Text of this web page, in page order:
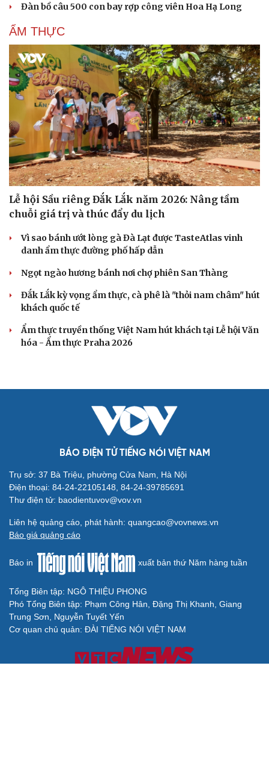
Cải chính
Đàn bồ câu 500 con bay rợp công viên Hoa Hạ Long
ẨM THỰC
Lễ hội Sầu riêng Đắk Lắk năm 2026: Nâng tầm
chuỗi giá trị và thúc đẩy du lịch
Vì sao bánh ướt lòng gà Đà Lạt được TasteAtlas vinh
danh ẩm thực đường phố hấp dẫn
Ngọt ngào hương bánh nơi chợ phiên San Thàng
Đắk Lắk kỳ vọng ẩm thực, cà phê là "thỏi nam châm" hút
khách quốc tế
Ẩm thực truyền thống Việt Nam hút khách tại Lễ hội Văn
hóa - Ẩm thực Praha 2026
BÁO ĐIỆN TỬ TIẾNG NÓI VIỆT NAM
Trụ sở: 37 Bà Triệu, phường Cửa Nam, Hà Nội
Điện thoại: 84-24-22105148, 84-24-39785691
Thư điện tử: baodientuvov@vov.vn
Liên hệ quảng cáo, phát hành: quangcao@vovnews.vn
Báo giá quảng cáo
Báo in xuất bản thứ Năm hàng tuần
Tổng Biên tập: NGÔ THIỆU PHONG
Phó Tổng Biên tập: Phạm Công Hân, Đặng Thị Khanh, Giang
Trung Sơn, Nguyễn Tuyết Yến
Cơ quan chủ quản: ĐÀI TIẾNG NÓI VIỆT NAM